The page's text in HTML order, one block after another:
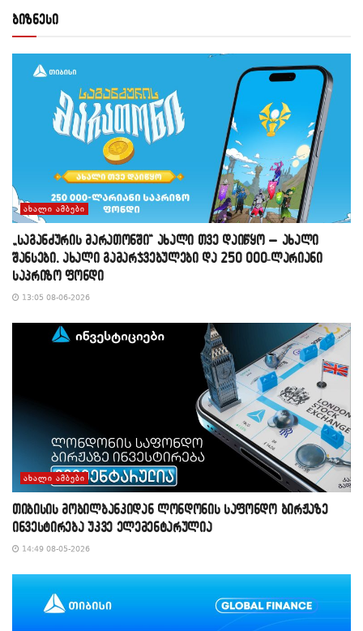
ბიზნესი
ᲐᲮᲐᲚᲘ ᲐᲛᲑᲔᲑᲘ
„საგანძურის მარათონში“ ახალი თვე დაიწყო – ახალი
შანსები, ახალი გამარჯვებულები და 250 000-ლარიანი
საპრიზო ფონდი
13:05 08-06-2026
ᲐᲮᲐᲚᲘ ᲐᲛᲑᲔᲑᲘ
თიბისის მობილბანკიდან ლონდონის საფონდო ბირჟაზე
ინვესტირება უკვე ელემენტარულია
14:49 08-05-2026